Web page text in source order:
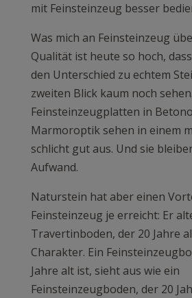
mit Feinsteinzeug besser
Was mich an Feinsteinzeug
Qualität ist heute so hoch,
den Unterschied zu echtem
zweiten Blick kaum noch
Feinsteinzeugplatten in
Marmoroptik sehen in einem
schlicht gut aus. Und sie
Aufwand.
Naturstein hat aber einen
Feinsteinzeug je erreicht: Er
Travertinboden, der 20 Jahre
Charakter. Ein
Jahre alt ist, sieht aus wie ein
Feinsteinzeugboden, der 20